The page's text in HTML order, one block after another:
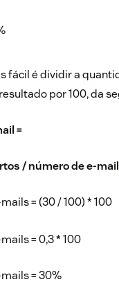
fácil é dividir a
por 100, da
=
/ número de e-
= (30 / 100) * 100
= 0,3 * 100
= 30%